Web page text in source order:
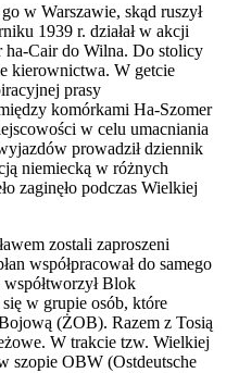
w Warszawie, skąd ruszył
1939 r. działał w akcji
ha-Cair do Wilna. Do stolicy
kierownictwa. W getcie
prasy
komórkami Ha-Szomer
w celu umacniania
prowadził dziennik
niemiecką w różnych
zaginęło podczas Wielkiej
zostali zaproszeni
współpracował do samego
Blok
w grupie osób, które
(ŻOB). Razem z Tosią
W trakcie tzw. Wielkiej
szopie OBW (Ostdeutsche